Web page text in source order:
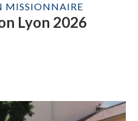
MISSIONNAIRE
Lyon 2026